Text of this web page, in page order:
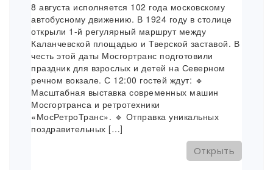
8 августа исполняется 102 года московскому
автобусному движению. В 1924 году в столице
открыли 1-й регулярный маршрут между
Каланчевской площадью и Тверской заставой. В
честь этой даты Мосгортранс подготовили
праздник для взрослых и детей на Северном
речном вокзале. С 12:00 гостей ждут: 🔹
Масштабная выставка современных машин
Мосгортранса и ретротехники
«МосРетроТранс». 🔹 Отправка уникальных
поздравительных […]
Открыть